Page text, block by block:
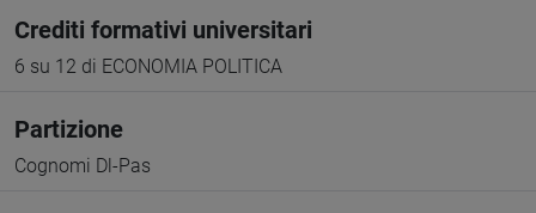
Crediti formativi universitari
6 su 12 di ECONOMIA POLITICA
Partizione
Cognomi Dl-Pas